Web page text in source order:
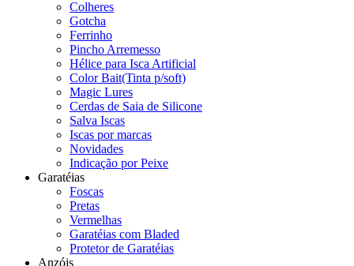
Colheres
Gotcha
Ferrinho
Pincho Arremesso
Hélice para Isca Artificial
Color Bait(Tinta p/soft)
Magic Lures
Cerdas de Saia de Silicone
Salva Iscas
Iscas por marcas
Novidades
Indicação por Peixe
Garatéias
Foscas
Pretas
Vermelhas
Garatéias com Bladed
Protetor de Garatéias
Anzóis